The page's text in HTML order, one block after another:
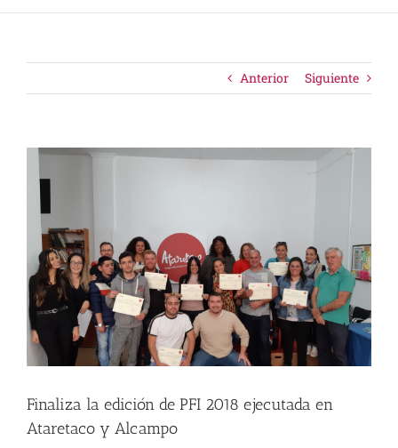
Anterior Siguiente
Ver
más
grande
Finaliza la edición de PFI 2018 ejecutada en
Ataretaco y Alcampo